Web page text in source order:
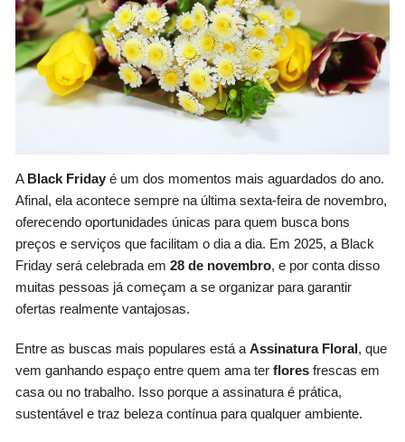
A Black Friday é um dos momentos mais aguardados do ano.
Afinal, ela acontece sempre na última sexta-feira de novembro,
oferecendo oportunidades únicas para quem busca bons
preços e serviços que facilitam o dia a dia. Em 2025, a Black
Friday será celebrada em28 de novembro, e por conta disso
muitas pessoas já começam a se organizar para garantir
ofertas realmente vantajosas.
Entre as buscas mais populares está aAssinatura Floral, que
vem ganhando espaço entre quem ama terflores frescas em
casa ou no trabalho. Isso porque a assinatura é prática,
sustentável e traz beleza contínua para qualquer ambiente.